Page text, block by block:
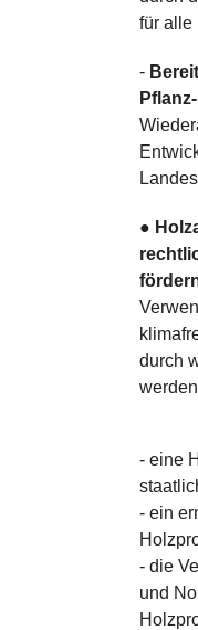
für alle
-
●
durch
- eine
- ein
- die
und